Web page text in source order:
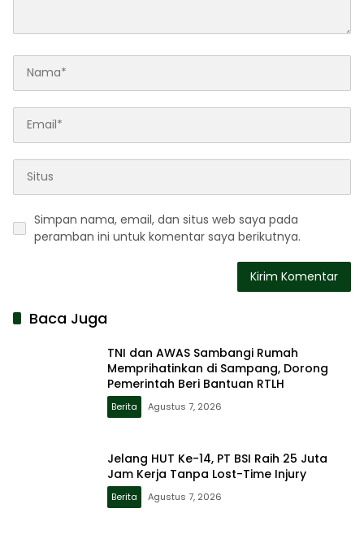
Simpan nama, email, dan situs web saya pada
peramban ini untuk komentar saya berikutnya.
Baca Juga
TNI dan AWAS Sambangi Rumah
Memprihatinkan di Sampang, Dorong
Pemerintah Beri Bantuan RTLH
Berita Agustus 7, 2026
Jelang HUT Ke-14, PT BSI Raih 25 Juta
Jam Kerja Tanpa Lost-Time Injury
Berita Agustus 7, 2026